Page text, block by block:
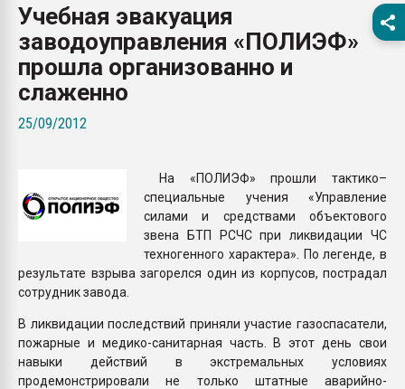
Подмосковье, Москва
28.07.2026
первый план в
пластмасс
Учебная эвакуация
заводоуправления «ПОЛИЭФ»
прошла организованно и
слаженно
25/09/2012
На «ПОЛИЭФ» прошли тактико–
специальные учения «Управление
силами и средствами объектового
звена БТП РСЧС при ликвидации ЧС
техногенного характера». По легенде, в
результате взрыва загорелся один из корпусов, пострадал
сотрудник завода.
В ликвидации последствий приняли участие газоспасатели,
пожарные и медико-санитарная часть. В этот день свои
навыки действий в экстремальных условиях
продемонстрировали не только штатные аварийно-